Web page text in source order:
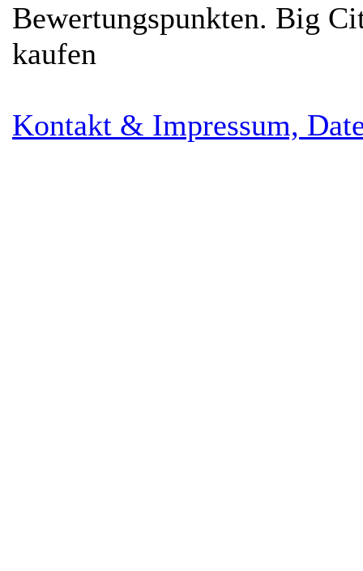
Bewertungspunkten. Big
kaufen
Kontakt & Impressum,